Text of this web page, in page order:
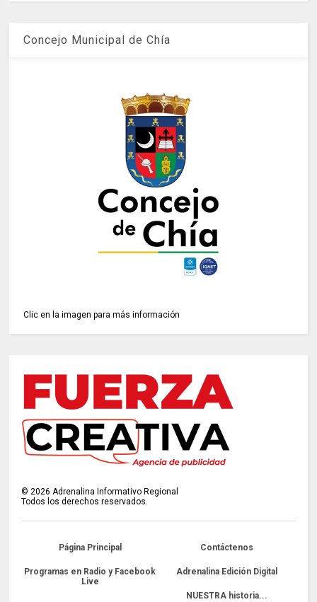
Concejo Municipal de Chía
Clic en la imagen para más información
©2026 Adrenalina Informativo Regional
Todos los derechos reservados.
Página Principal Contáctenos
Programas en Radio y Facebook
Live
Adrenalina Edición Digital
NUESTRA historia...